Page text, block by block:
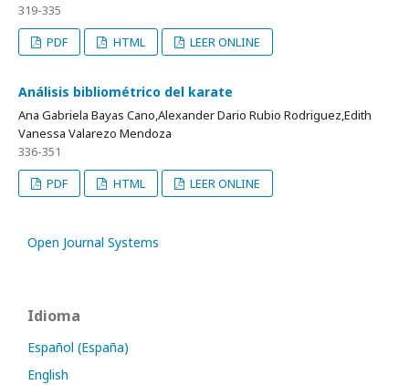
319-335
PDF
HTML LEER ONLINE
Análisis bibliométrico del karate
Ana Gabriela Bayas Cano,Alexander Dario Rubio Rodriguez,Edith
Vanessa Valarezo Mendoza
336-351
PDF
HTML LEER ONLINE
Open Journal Systems
Idioma
Español (España)
English